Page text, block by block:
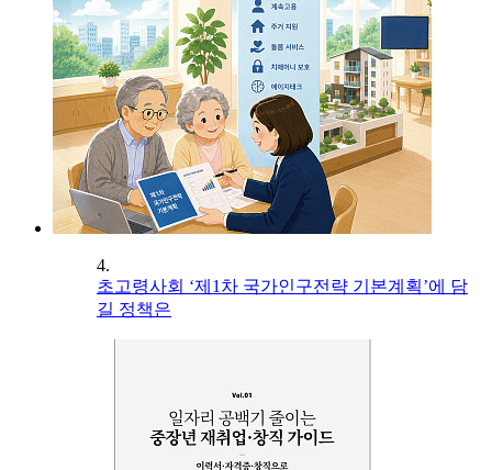
4.
초고령사회 ‘제1차 국가인구전략 기본계획’에 담
길 정책은